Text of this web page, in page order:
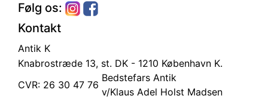
Følg os:
Kontakt
Antik K
Knabrostræde 13, st. DK - 1210 København K.
CVR: 26 30 47 76
Bedstefars Antik
v/Klaus Adel Holst Madsen